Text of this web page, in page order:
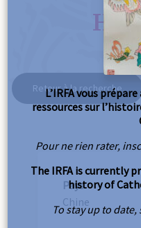
Retour à la recherche
Pays
Chine
L’IRFA vous
ressources sur
Pour ne rien rater,
The IRFA is currently
history of
To stay up to